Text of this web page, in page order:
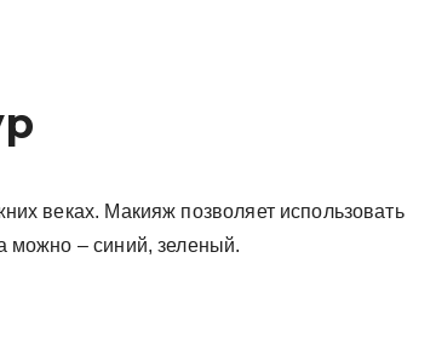
веках. Макияж позволяет использовать
можно – синий, зеленый.